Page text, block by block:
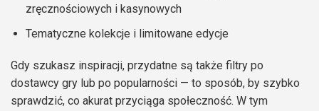
zręcznościowych i kasynowych
Tematyczne kolekcje i limitowane edycje
Gdy szukasz inspiracji, przydatne są także filtry po
dostawcy gry lub po popularności — to sposób, by szybko
sprawdzić, co akurat przyciąga społeczność. W tym